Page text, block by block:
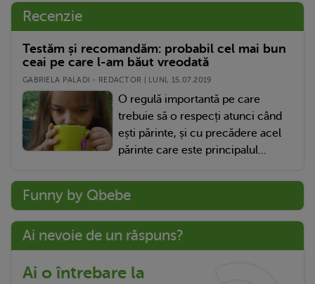
Recenzie
Testăm și recomandăm: probabil cel mai bun
ceai pe care l-am băut vreodată
GABRIELA PALADI - REDACTOR | LUNI, 15.07.2019
O regulă importantă pe care
trebuie să o respecți atunci când
ești părinte, și cu precădere acel
părinte care este principalul...
Funny by Qbebe
Ai nevoie de un răspuns?
Ai o întrebare la